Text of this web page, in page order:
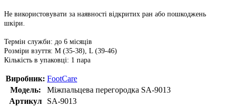
Не використовувати за наявності відкритих ран або пошкоджень
шкіри.
Термін служби: до 6 місяців
Розміри взуття: M (35-38), L (39-46)
Кількість в упаковці: 1 пара
Виробник: FootCare
Модель:
Міжпальцева перегородка SA-9013
Артикул
SA-9013